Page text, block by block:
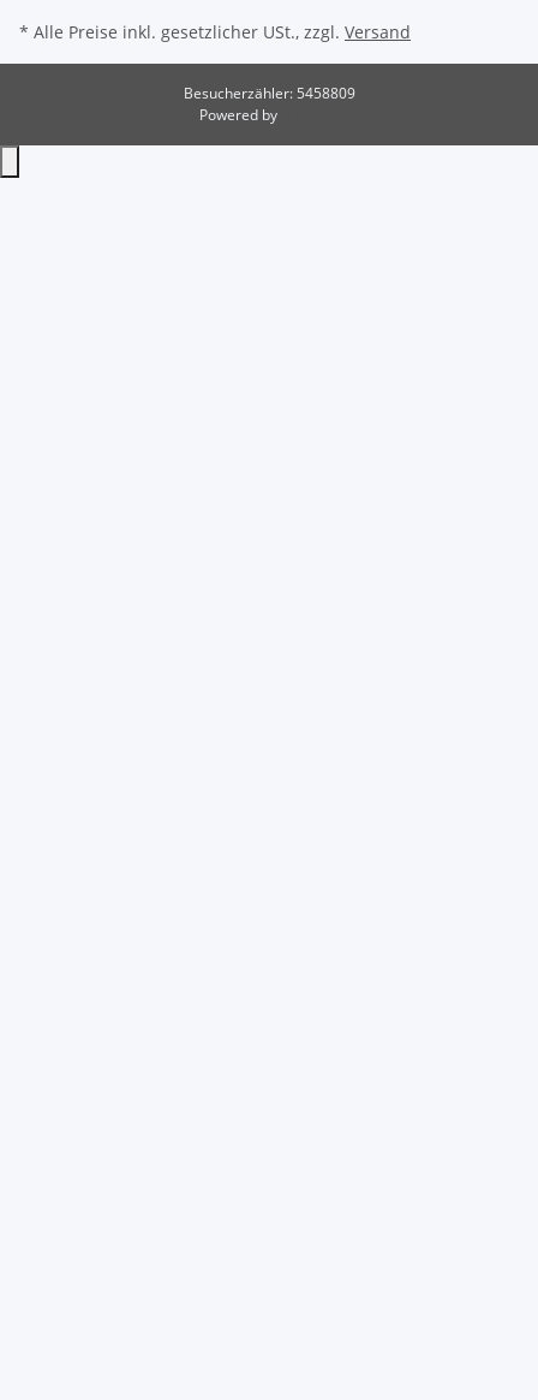
* Alle Preise inkl. gesetzlicher USt., zzgl. Versand
Besucherzähler: 5458809
Powered by